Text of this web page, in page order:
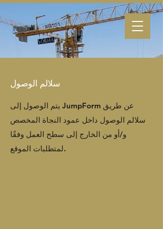
سلالم الوصول
يتم الوصول إلى JumpForm عن طريق
سلالم الوصول داخل عمود النجاة المخصص
و/أو من الخارج إلى سطح العمل وفقًا
لمتطلبات الموقع.